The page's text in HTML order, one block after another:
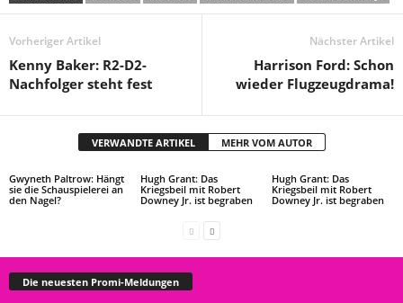
Vorheriger Artikel
Kenny Baker: R2-D2-
Nachfolger steht fest
Nächster Artikel
Harrison Ford: Schon
wieder Flugzeugdrama!
VERWANDTE ARTIKEL MEHR VOM AUTOR
Gwyneth Paltrow: Hängt
sie die Schauspielerei an
den Nagel?
Hugh Grant: Das
Kriegsbeil mit Robert
Downey Jr. ist begraben
Hugh Grant: Das
Kriegsbeil mit Robert
Downey Jr. ist begraben
Die neuesten Promi-Meldungen